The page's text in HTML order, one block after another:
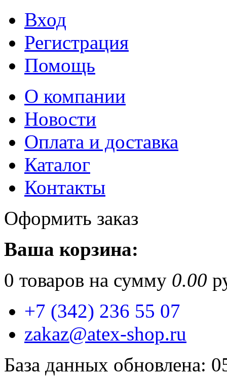
Вход
Регистрация
Помощь
О компании
Новости
Оплата и доставка
Каталог
Контакты
Оформить заказ
Ваша корзина:
0 товаров на сумму 0.00
+7 (342) 236 55 07
zakaz@atex-shop.ru
База данных обновлена: